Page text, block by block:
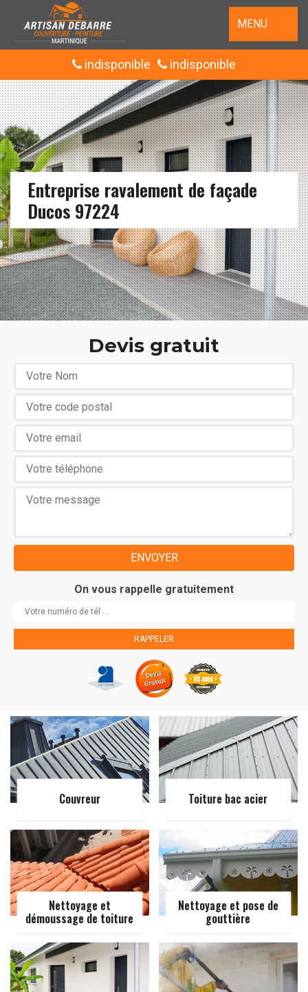
MENU
indisponible indisponible
Entreprise ravalement de façade
Ducos 97224
Devis gratuit
On vous rappelle gratuitement
Couvreur Toiture bac acier
Nettoyage et
démoussage de toiture
Nettoyage et pose de
gouttière